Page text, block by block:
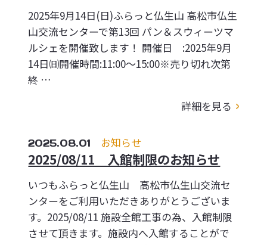
2025年9月14日(日)ふらっと仏生山 高松市仏生
山交流センターで第13回 パン＆スウィーツマ
ルシェを開催致します！ 開催日 :2025年9月
14日㈰開催時間:11:00～15:00※売り切れ次第
終 …
詳細を見る
2025.08.01 お知らせ
2025/08/11 入館制限のお知らせ
いつもふらっと仏生山 高松市仏生山交流セ
ンターをご利用いただきありがとうございま
す。2025/08/11 施設全館工事の為、入館制限
させて頂きます。施設内へ入館することがで